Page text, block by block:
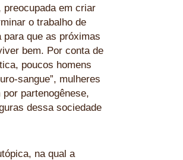
em criar
o trabalho de
para que as próximas
bem. Por conta de
poucos homens
sangue”, mulheres
partenogênese,
dessa sociedade
na qual a